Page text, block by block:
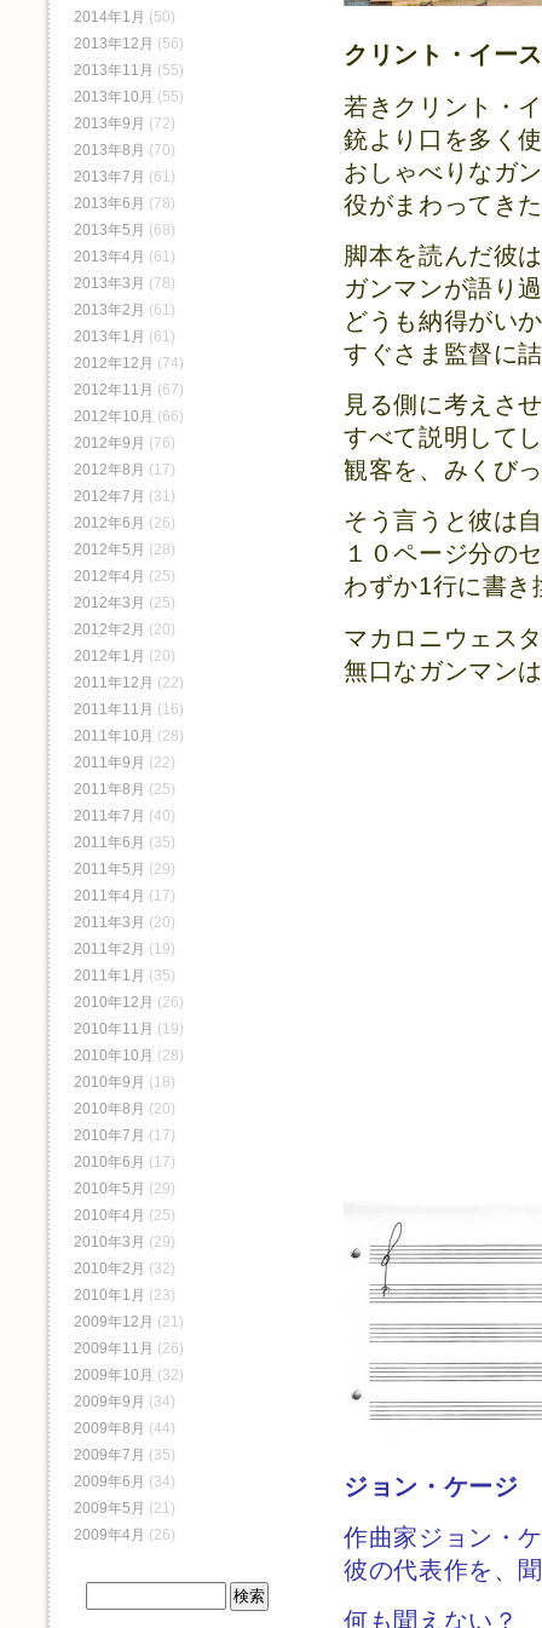
クリント・イー
若きクリント・
銃より口を多く
おしゃべりなガ
役がまわってき
脚本を読んだ彼
ガンマンが語り
どうも納得がい
すぐさま監督に
見る側に考えさ
すべて説明して
観客を、みくび
そう言うと彼は
１０ページ分の
わずか1行に書き
マカロニウェス
無口なガンマン
ジョン・ケージ
作曲家ジョン・
彼の代表作を、
何も聞えない？
2014年1月 (50)
2013年12月 (56)
2013年11月 (55)
2013年10月 (55)
2013年9月 (72)
2013年8月 (70)
2013年7月 (61)
2013年6月 (78)
2013年5月 (68)
2013年4月 (61)
2013年3月 (78)
2013年2月 (61)
2013年1月 (61)
2012年12月 (74)
2012年11月 (67)
2012年10月 (66)
2012年9月 (76)
2012年8月 (17)
2012年7月 (31)
2012年6月 (26)
2012年5月 (28)
2012年4月 (25)
2012年3月 (25)
2012年2月 (20)
2012年1月 (20)
2011年12月 (22)
2011年11月 (16)
2011年10月 (28)
2011年9月 (22)
2011年8月 (25)
2011年7月 (40)
2011年6月 (35)
2011年5月 (29)
2011年4月 (17)
2011年3月 (20)
2011年2月 (19)
2011年1月 (35)
2010年12月 (26)
2010年11月 (19)
2010年10月 (28)
2010年9月 (18)
2010年8月 (20)
2010年7月 (17)
2010年6月 (17)
2010年5月 (29)
2010年4月 (25)
2010年3月 (29)
2010年2月 (32)
2010年1月 (23)
2009年12月 (21)
2009年11月 (26)
2009年10月 (32)
2009年9月 (34)
2009年8月 (44)
2009年7月 (35)
2009年6月 (34)
2009年5月 (21)
2009年4月 (26)